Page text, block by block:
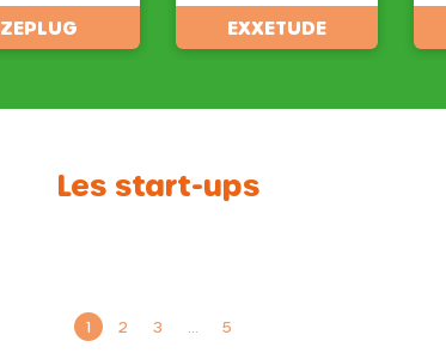
ZEPLUG EXXETUDE
Les start-ups
1 2 3 5